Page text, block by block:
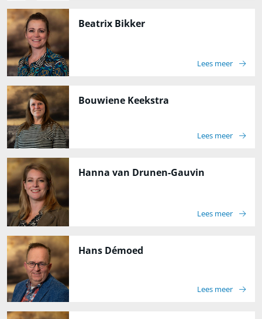
Beatrix Bikker
Lees meer
Bouwiene Keekstra
Lees meer
Hanna van Drunen-Gauvin
Lees meer
Hans Démoed
Lees meer